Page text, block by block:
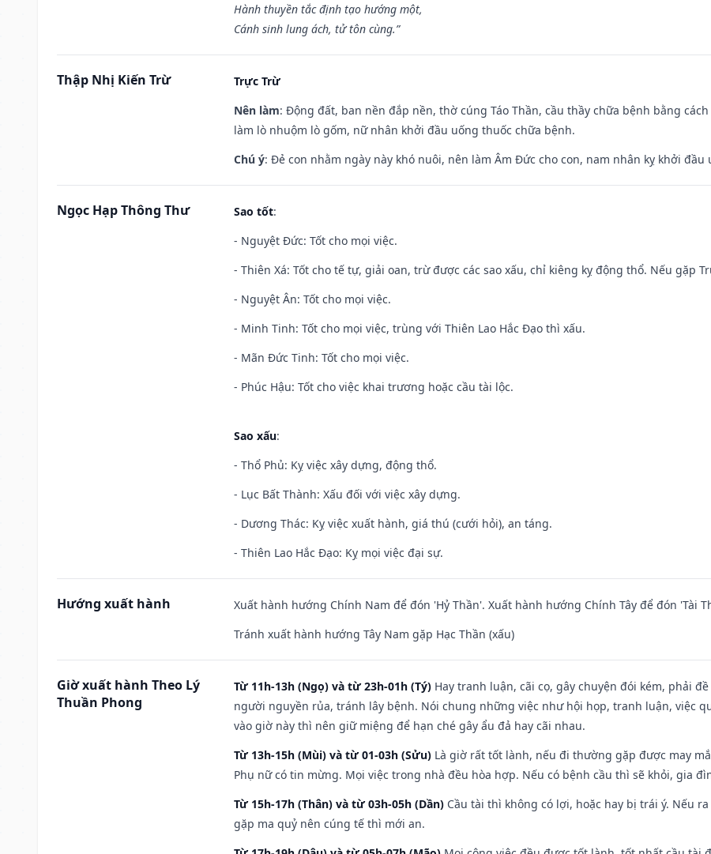
Hành thuyền tắc định tạo hướng một,
Cánh sinh lung ách, tử tôn cùng.”
Thập Nhị Kiến Trừ
Trực Trừ
Nên làm: Động đất, ban nền đắp nền, thờ cúng Táo Thần, cầu thầy chữa bệnh bằng
làm lò nhuộm lò gốm, nữ nhân khởi đầu uống thuốc chữa bệnh.
Chú ý: Đẻ con nhằm ngày này khó nuôi, nên làm Âm Đức cho con, nam nhân kỵ khởi đầu
Ngọc Hạp Thông Thư Sao tốt:
- Nguyệt Đức: Tốt cho mọi việc.
- Thiên Xá: Tốt cho tế tự, giải oan, trừ được các sao xấu, chỉ kiêng kỵ động thổ. Nếu gặp
- Nguyệt Ân: Tốt cho mọi việc.
- Minh Tinh: Tốt cho mọi việc, trùng với Thiên Lao Hắc Đạo thì xấu.
- Mãn Đức Tinh: Tốt cho mọi việc.
- Phúc Hậu: Tốt cho việc khai trương hoặc cầu tài lộc.
Sao xấu:
- Thổ Phủ: Kỵ việc xây dựng, động thổ.
- Lục Bất Thành: Xấu đối với việc xây dựng.
- Dương Thác: Kỵ việc xuất hành, giá thú (cưới hỏi), an táng.
- Thiên Lao Hắc Đạo: Kỵ mọi việc đại sự.
Hướng xuất hành
Xuất hành hướng Chính Nam để đón 'Hỷ Thần'. Xuất hành hướng Chính Tây để đón 'Tài
Tránh xuất hành hướng Tây Nam gặp Hạc Thần (xấu)
Giờ xuất hành Theo Lý
Thuần Phong
Từ 11h-13h (Ngọ) và từ 23h-01h (Tý) Hay tranh luận, cãi cọ, gây chuyện đói kém, phải
người nguyền rủa, tránh lây bệnh. Nói chung những việc như hội họp, tranh luận, việc
vào giờ này thì nên giữ miệng để hạn ché gây ẩu đả hay cãi nhau.
Từ 13h-15h (Mùi) và từ 01-03h (Sửu) Là giờ rất tốt lành, nếu đi thường gặp được may
Phụ nữ có tin mừng. Mọi việc trong nhà đều hòa hợp. Nếu có bệnh cầu thì sẽ khỏi, gia
Từ 15h-17h (Thân) và từ 03h-05h (Dần) Cầu tài thì không có lợi, hoặc hay bị trái ý. Nếu
gặp ma quỷ nên cúng tế thì mới an.